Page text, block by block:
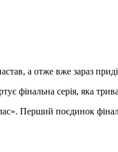
а отже вже зараз
фінальна серія, яка
Перший поєдинок